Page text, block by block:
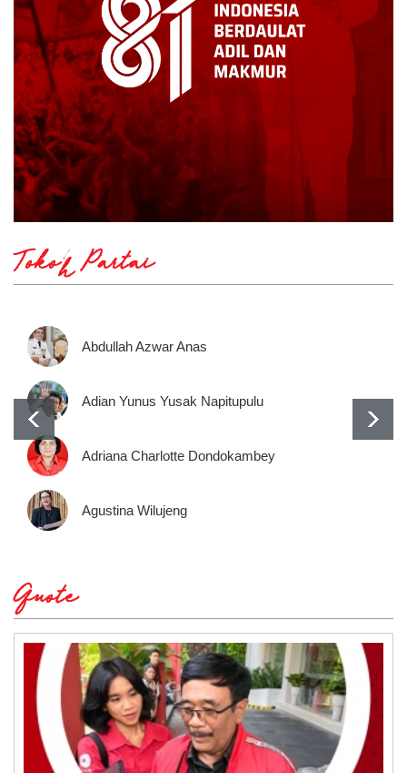
Tokoh Partai
Abdullah Azwar Anas
Adian Yunus Yusak Napitupulu
Adriana Charlotte Dondokambey
Agustina Wilujeng
Quote